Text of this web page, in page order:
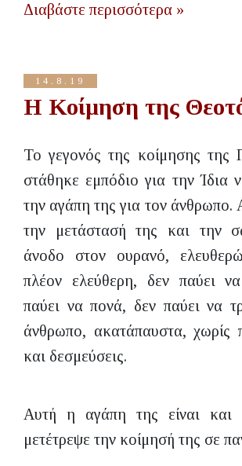
Διαβάστε περισσότερα »
14.8.19
Η Κοίμηση της
Το γεγονός της κοίμησης της
στάθηκε εμπόδιο για την Ίδια
την αγάπη της για τον άνθρωπο.
την μετάστασή της και την
άνοδο στον ουρανό,
πλέον ελεύθερη, δεν παύει
παύει να πονά, δεν παύει να
άνθρωπο, ακατάπαυστα, χωρίς
και δεσμεύσεις.
Αυτή η αγάπη της είναι και
μετέτρεψε την κοίμησή της σε